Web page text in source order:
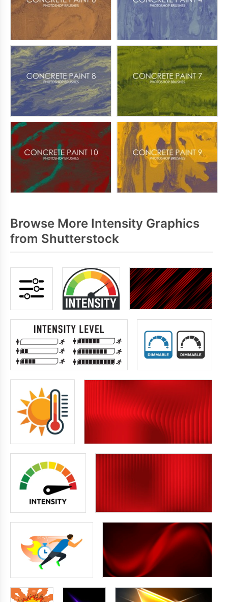
Browse More Intensity Graphics
from Shutterstock